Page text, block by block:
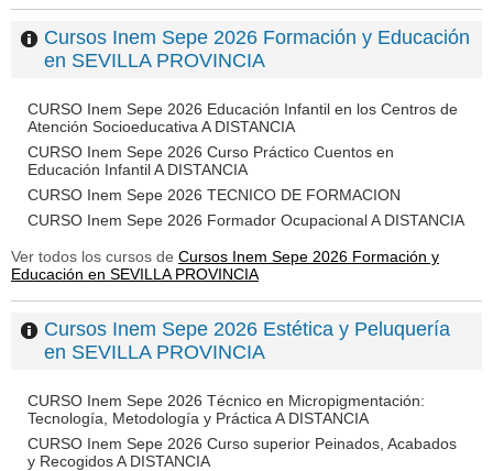
Cursos Inem Sepe 2026 Formación y Educación
en SEVILLA PROVINCIA
CURSO Inem Sepe 2026 Educación Infantil en los Centros de
Atención Socioeducativa A DISTANCIA
CURSO Inem Sepe 2026 Curso Práctico Cuentos en
Educación Infantil A DISTANCIA
CURSO Inem Sepe 2026 TECNICO DE FORMACION
CURSO Inem Sepe 2026 Formador Ocupacional A DISTANCIA
Ver todos los cursos de Cursos Inem Sepe 2026 Formación y
Educación en SEVILLA PROVINCIA
Cursos Inem Sepe 2026 Estética y Peluquería
en SEVILLA PROVINCIA
CURSO Inem Sepe 2026 Técnico en Micropigmentación:
Tecnología, Metodología y Práctica A DISTANCIA
CURSO Inem Sepe 2026 Curso superior Peinados, Acabados
y Recogidos A DISTANCIA